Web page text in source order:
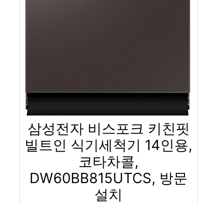
삼성전자 비스포크 키친핏
빌트인 식기세척기 14인용,
코타차콜,
DW60BB815UTCS, 방문
설치